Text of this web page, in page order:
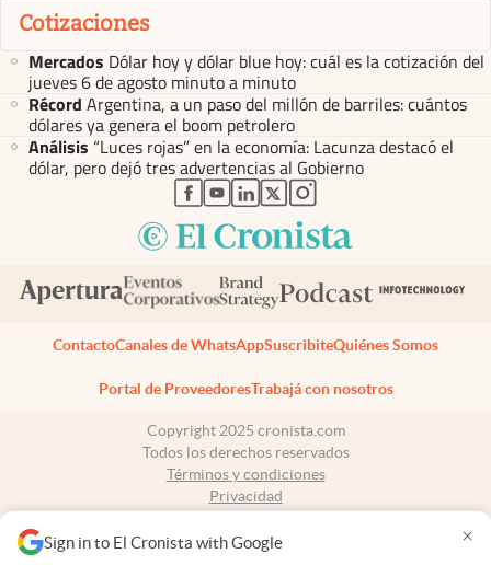
Sign in to El Cronista with Google ×
Cotizaciones
Mercados Dólar hoy y dólar blue hoy: cuál es la cotización del
jueves 6 de agosto minuto a minuto
Récord Argentina, a un paso del millón de barriles: cuántos
dólares ya genera el boom petrolero
Análisis “Luces rojas” en la economía: Lacunza destacó el
dólar, pero dejó tres advertencias al Gobierno
abre en nueva pestaña
abre en nueva pestaña
abre en nueva pestaña
abre en nueva pestaña
abre en nueva pestaña
ContactoCanales de WhatsAppSuscribiteQuiénes Somos
Portal de ProveedoresTrabajá con nosotros
Copyright 2025 cronista.com
Todos los derechos reservados
Términos y condiciones
Privacidad
Tel: +54 11 7078-3270